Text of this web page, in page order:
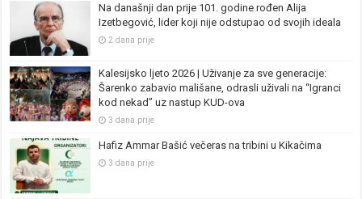
Na današnji dan prije 101. godine rođen Alija
Izetbegović, lider koji nije odstupao od svojih ideala
2 dana prije
Kalesijsko ljeto 2026 | Uživanje za sve generacije:
Šarenko zabavio mališane, odrasli uživali na “Igranci
kod nekad” uz nastup KUD-ova
3 dana prije
Hafiz Ammar Bašić večeras na tribini u Kikačima
3 dana prije